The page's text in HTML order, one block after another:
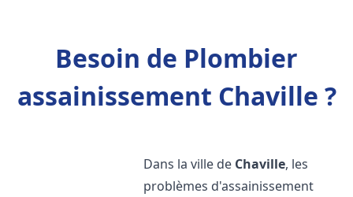
Besoin de Plombier
assainissement Chaville ?
Dans la ville de Chaville, les
problèmes d'assainissement